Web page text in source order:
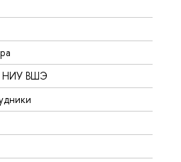
НИУ ВШЭ